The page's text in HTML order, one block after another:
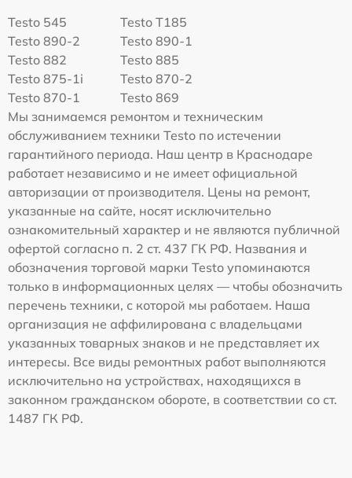
Testo 545
Testo T185
Testo 890-2
Testo 890-1
Testo 882
Testo 885
Testo 875-1i
Testo 870-2
Testo 870-1
Testo 869
Мы занимаемся ремонтом и техническим
обслуживанием техники Testo по истечении
гарантийного периода. Наш центр в Краснодаре
работает независимо и не имеет официальной
авторизации от производителя. Цены на ремонт,
указанные на сайте, носят исключительно
ознакомительный характер и не являются публичной
офертой согласно п. 2 ст. 437 ГК РФ. Названия и
обозначения торговой марки Testo упоминаются
только в информационных целях — чтобы обозначить
перечень техники, с которой мы работаем. Наша
организация не аффилирована с владельцами
указанных товарных знаков и не представляет их
интересы. Все виды ремонтных работ выполняются
исключительно на устройствах, находящихся в
законном гражданском обороте, в соответствии со ст.
1487 ГК РФ.